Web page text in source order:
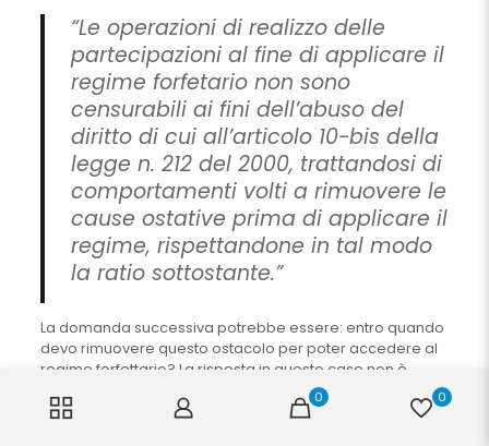
“Le operazioni di realizzo delle
partecipazioni al fine di applicare il
regime forfetario non sono
censurabili ai fini dell’abuso del
diritto di cui all’articolo 10-bis della
legge n. 212 del 2000, trattandosi di
comportamenti volti a rimuovere le
cause ostative prima di applicare il
regime, rispettandone in tal modo
la ratio sottostante.”
La domanda successiva potrebbe essere: entro quando
devo rimuovere questo ostacolo per poter accedere al
regime forfettario? La risposta in questo caso non è
semplice, ma è sempre l’Agenzia delle Entrate a
dirimere il dubbio, là dove si afferma testualmente che:
0 0